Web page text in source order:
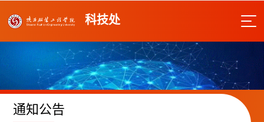
科技处
通知公告